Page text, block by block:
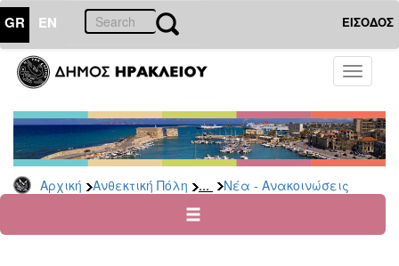
GR EN ΕΙΣΟΔΟΣ
Toggle
Αρχική Ανθεκτική Πόλη ... Νέα - Ανακοινώσεις
ΑΝΘΕΚΤΙΚΗ
ΠΟΛΗ
Κοινωνική
Πολιτική
Νέα
Ανακοινώσεις